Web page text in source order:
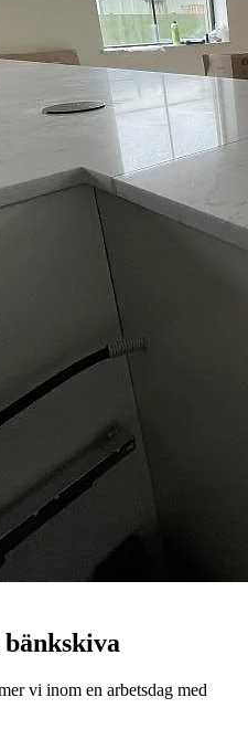
vi inom en arbetsdag med